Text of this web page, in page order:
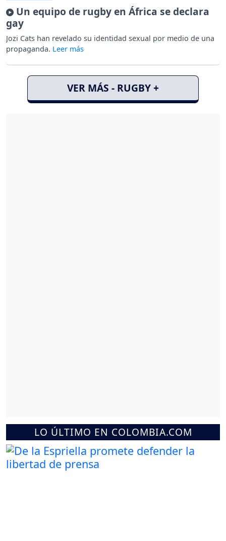
Un equipo de rugby en África se declara
gay
Jozi Cats han revelado su identidad sexual por medio de una
propaganda.
VER MÁS - RUGBY +
LO ÚLTIMO EN COLOMBIA.COM